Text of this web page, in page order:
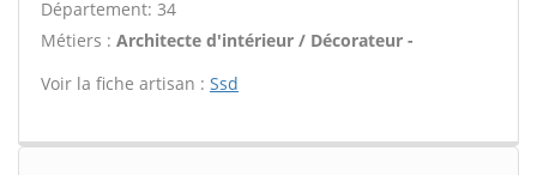
Département: 34
Métiers : Architecte d'intérieur / Décorateur -
Voir la fiche artisan : Ssd